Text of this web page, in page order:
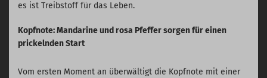
es ist Treibstoff für das Leben.
Kopfnote: Mandarine und rosa Pfeffer sorgen für einen
prickelnden Start
Vom ersten Moment an überwältigt die Kopfnote mit einer